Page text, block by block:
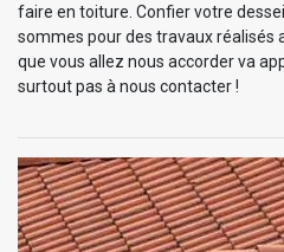
faire en toiture. Confier votre
sommes pour des travaux réalisés
que vous allez nous accorder va
surtout pas à nous contacter !